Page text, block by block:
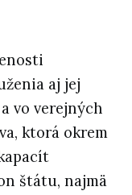
aj jej
vo verejných
ktorá okrem
štátu, najmä